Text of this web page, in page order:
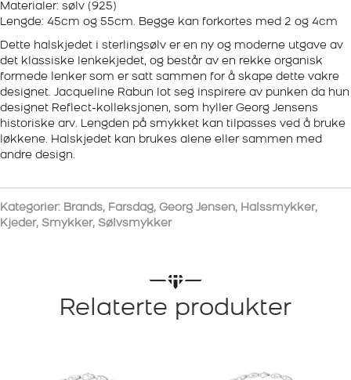
Materialer: sølv (925)
Lengde: 45cm og 55cm. Begge kan forkortes med 2 og 4cm
Dette halskjedet i sterlingsølv er en ny og moderne utgave av
det klassiske lenkekjedet, og består av en rekke organisk
formede lenker som er satt sammen for å skape dette vakre
designet. Jacqueline Rabun lot seg inspirere av punken da hun
designet Reflect-kolleksjonen, som hyller Georg Jensens
historiske arv. Lengden på smykket kan tilpasses ved å bruke
løkkene. Halskjedet kan brukes alene eller sammen med
andre design.
Kategorier: Brands, Farsdag, Georg Jensen, Halssmykker,
Kjeder, Smykker, Sølvsmykker
Relaterte produkter